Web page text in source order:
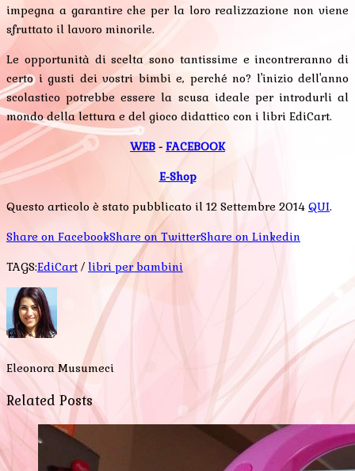
impegna a garantire che per la loro realizzazione non viene
sfruttato il lavoro minorile.
Le opportunità di scelta sono tantissime e incontreranno di
certo i gusti dei vostri bimbi e, perché no? l'inizio dell'anno
scolastico potrebbe essere la scusa ideale per introdurli al
mondo della lettura e del gioco didattico con i libri EdiCart.
WEB - FACEBOOK
E-Shop
Questo articolo è stato pubblicato il 12 Settembre 2014 QUI.
Share on FacebookShare on TwitterShare on Linkedin
TAGS:EdiCart / libri per bambini
Eleonora Musumeci
Related Posts